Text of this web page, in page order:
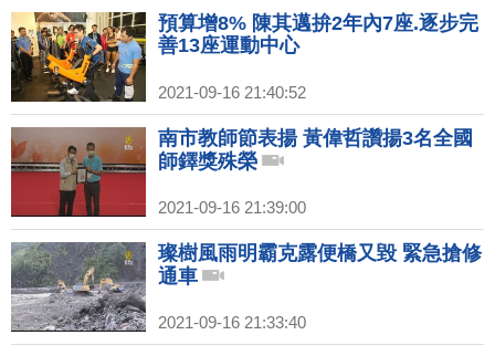
預算增8% 陳其邁拚2年內7座.逐步完
善13座運動中心
2021-09-16 21:40:52
南市教師節表揚 黃偉哲讚揚3名全國
師鐸獎殊榮
2021-09-16 21:39:00
璨樹風雨明霸克露便橋又毀 緊急搶修
通車
2021-09-16 21:33:40